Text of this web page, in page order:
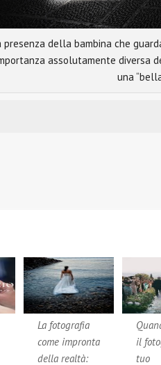
presenza della bambina che
assolutamente diversa
una
La fotografia
come impronta
della realtà:
il
tuo